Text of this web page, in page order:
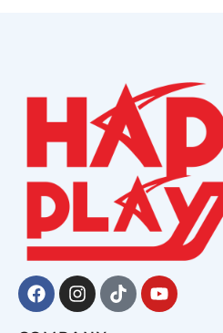
Facebook
Instagram
TiktokYoutube